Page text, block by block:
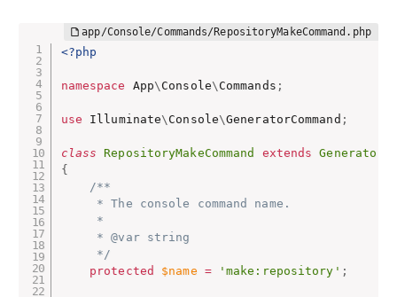
<?php
namespace App\ Console\ Commands ;
use Illuminate\ Console\GeneratorCommand ;
class RepositoryMakeCommand extends
{
/**
     * The console command name.
     *
     * @var string
     */
protected
$name = 'make:repository' ;